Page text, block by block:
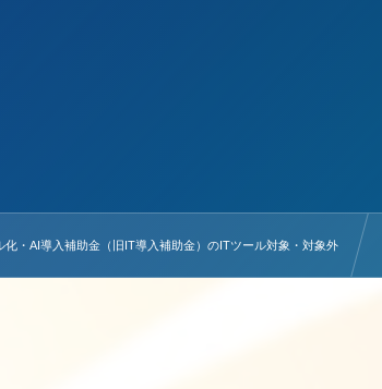
化・AI導入補助金（旧IT導入補助金）のITツール対象・対象外